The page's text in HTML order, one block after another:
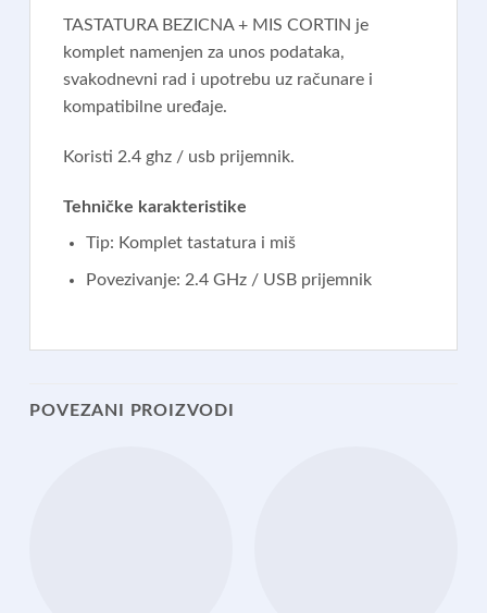
TASTATURA BEZICNA + MIS CORTIN je
komplet namenjen za unos podataka,
svakodnevni rad i upotrebu uz računare i
kompatibilne uređaje.
Koristi 2.4 ghz / usb prijemnik.
Tehničke karakteristike
Tip: Komplet tastatura i miš
Povezivanje: 2.4 GHz / USB prijemnik
POVEZANI PROIZVODI